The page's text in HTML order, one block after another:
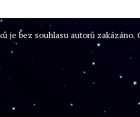
je bez souhlasu autorů